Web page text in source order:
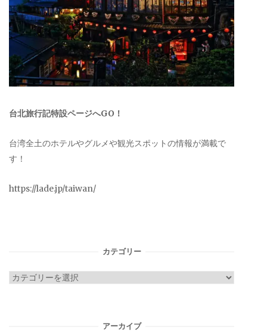
台北旅行記特設ページへGO！
台湾全土のホテルやグルメや観光スポットの情報が満載で
す！
https://lade.jp/taiwan/
カテゴリー
カ
アーカイブ